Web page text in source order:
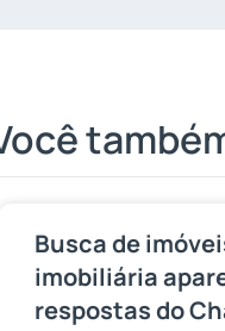
Busca de
imobiliária
respostas do